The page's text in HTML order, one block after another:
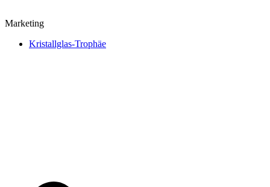
Marketing
Kristallglas-Trophäe